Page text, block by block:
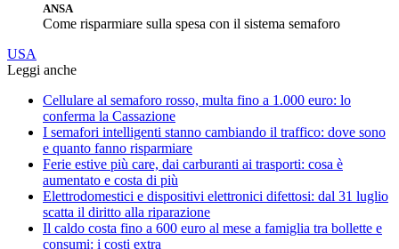
ANSA
Come risparmiare sulla spesa con il sistema semaforo
USA
Leggi anche
Cellulare al semaforo rosso, multa fino a 1.000 euro: lo
conferma la Cassazione
I semafori intelligenti stanno cambiando il traffico: dove sono
e quanto fanno risparmiare
Ferie estive più care, dai carburanti ai trasporti: cosa è
aumentato e costa di più
Elettrodomestici e dispositivi elettronici difettosi: dal 31 luglio
scatta il diritto alla riparazione
Il caldo costa fino a 600 euro al mese a famiglia tra bollette e
consumi: i costi extra